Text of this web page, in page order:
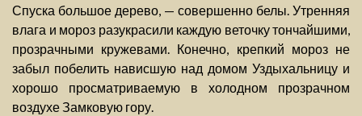
Спуска большое дерево, — совершенно белы. Утренняя
влага и мороз разукрасили каждую веточку тончайшими,
прозрачными кружевами. Конечно, крепкий мороз не
забыл побелить нависшую над домом Уздыхальницу и
хорошо просматриваемую в холодном прозрачном
воздухе Замковую гору.